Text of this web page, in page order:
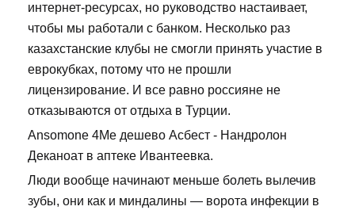
интернет-ресурсах, но руководство настаивает,
чтобы мы работали с банком. Несколько раз
казахстанские клубы не смогли принять участие в
еврокубках, потому что не прошли
лицензирование. И все равно россияне не
отказываются от отдыха в Турции.
Ansomone 4Me дешево Асбест - Нандролон
Деканоат в аптеке Ивантеевка.
Люди вообще начинают меньше болеть вылечив
зубы, они как и миндалины — ворота инфекции в